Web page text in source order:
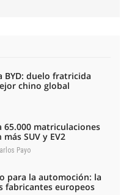
BYD: duelo fratricida
chino global
65.000 matriculaciones
SUV y EV2
Payo
para la automoción: la
fabricantes europeos